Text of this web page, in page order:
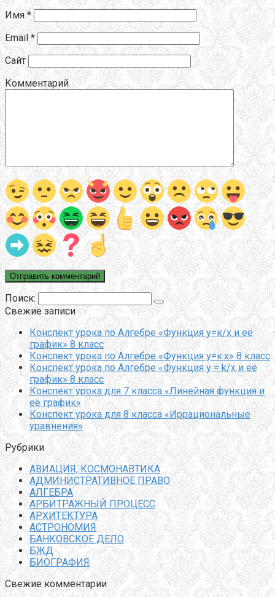
Имя *
Email *
Сайт
Комментарий
Поиск:
Свежие записи
Конспект урока по Алгебре «Функция у=к/х и её
график» 8 класс
Конспект урока по Алгебре «Функция у=к:х» 8 класс
Конспект урока по Алгебре «Функция y = k/x и её
график» 8 класс
Конспект урока для 7 класса «Линейная функция и
её график»
Конспект урока для 8 класса «Иррациональные
уравнения»
Рубрики
АВИАЦИЯ, КОСМОНАВТИКА
АДМИНИСТРАТИВНОЕ ПРАВО
АЛГЕБРА
АРБИТРАЖНЫЙ ПРОЦЕСС
АРХИТЕКТУРА
АСТРОНОМИЯ
БАНКОВСКОЕ ДЕЛО
БЖД
БИОГРАФИЯ
Свежие комментарии